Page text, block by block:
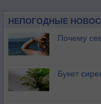
НЕПОГОДНЫЕ
Почему
Букет